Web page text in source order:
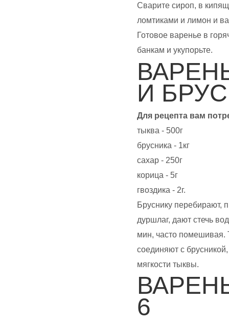
Сварите сироп, в
ломтиками и лимон и
Готовое варенье в
банкам и укупорьте.
И
Для рецепта вам
тыква - 500г
брусника - 1кг
сахар - 250г
корица - 5г
гвоздика - 2г.
Бруснику перебирают,
дуршлаг, дают стечь
мин, часто помешивая.
соединяют с
мягкости тыквы.
6